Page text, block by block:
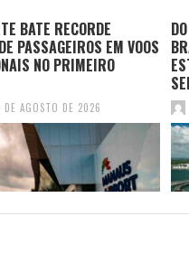
BATE RECORDE
PASSAGEIROS EM VOOS
NO PRIMEIRO
DE AGOSTO DE 2026